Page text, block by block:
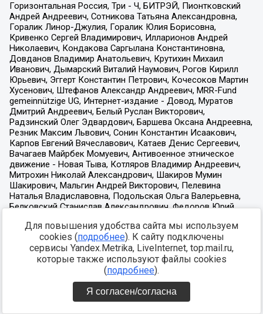
Для повышения удобства сайта мы используем
cookies (подробнее). К сайту подключены
сервисы Yandex.Metrika, LiveInternet, top.mail.ru,
которые также используют файлы cookies
(подробнее).
Я согласен/согласна